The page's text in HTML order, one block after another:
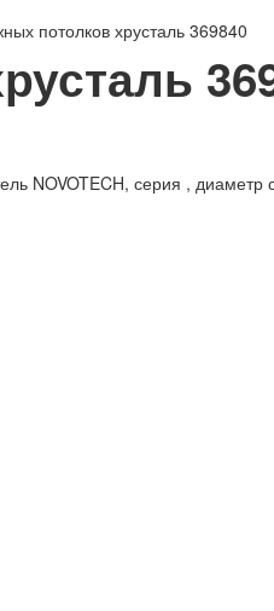
потолков хрусталь 369840
NOVOTECH, серия ,